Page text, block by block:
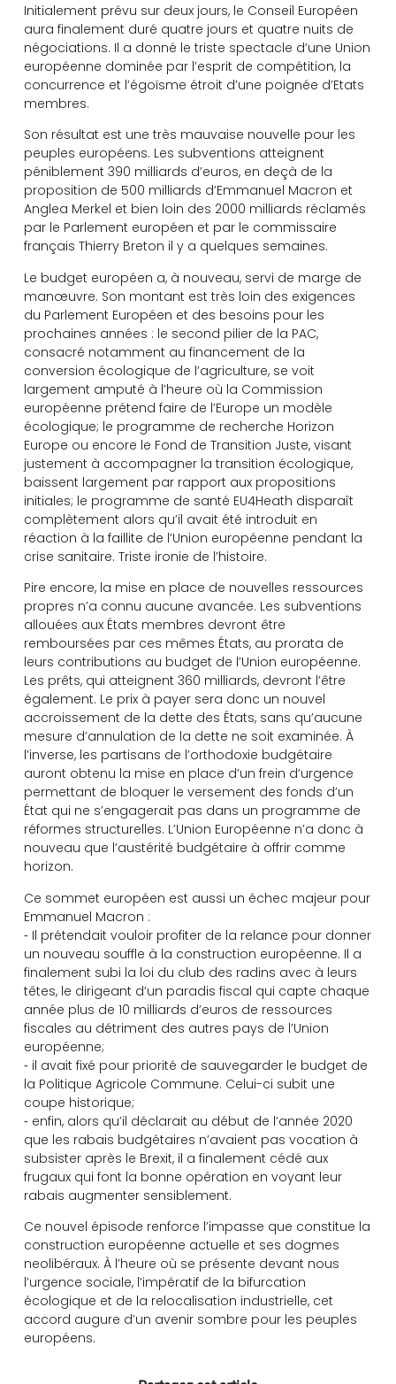
Initialement prévu sur deux jours, le Conseil Européen
aura finalement duré quatre jours et quatre nuits de
négociations. Il a donné le triste spectacle d’une Union
européenne dominée par l’esprit de compétition, la
concurrence et l’égoïsme étroit d’une poignée d’Etats
membres.
Son résultat est une très mauvaise nouvelle pour les
peuples européens. Les subventions atteignent
péniblement 390 milliards d’euros, en deçà de la
proposition de 500 milliards d’Emmanuel Macron et
Anglea Merkel et bien loin des 2000 milliards réclamés
par le Parlement européen et par le commissaire
français Thierry Breton il y a quelques semaines.
Le budget européen a, à nouveau, servi de marge de
manœuvre. Son montant est très loin des exigences
du Parlement Européen et des besoins pour les
prochaines années : le second pilier de la PAC,
consacré notamment au financement de la
conversion écologique de l’agriculture, se voit
largement amputé à l’heure où la Commission
européenne prétend faire de l’Europe un modèle
écologique; le programme de recherche Horizon
Europe ou encore le Fond de Transition Juste, visant
justement à accompagner la transition écologique,
baissent largement par rapport aux propositions
initiales; le programme de santé EU4Heath disparaît
complètement alors qu’il avait été introduit en
réaction à la faillite de l’Union européenne pendant la
crise sanitaire. Triste ironie de l’histoire.
Pire encore, la mise en place de nouvelles ressources
propres n’a connu aucune avancée. Les subventions
allouées aux États membres devront être
remboursées par ces mêmes États, au prorata de
leurs contributions au budget de l’Union européenne.
Les prêts, qui atteignent 360 milliards, devront l’être
également. Le prix à payer sera donc un nouvel
accroissement de la dette des États, sans qu’aucune
mesure d’annulation de la dette ne soit examinée. À
l’inverse, les partisans de l’orthodoxie budgétaire
auront obtenu la mise en place d’un frein d’urgence
permettant de bloquer le versement des fonds d’un
État qui ne s’engagerait pas dans un programme de
réformes structurelles. L’Union Européenne n’a donc à
nouveau que l’austérité budgétaire à offrir comme
horizon.
Ce sommet européen est aussi un échec majeur pour
Emmanuel Macron :
⁃ Il prétendait vouloir profiter de la relance pour donner
un nouveau souffle à la construction européenne. Il a
finalement subi la loi du club des radins avec à leurs
têtes, le dirigeant d’un paradis fiscal qui capte chaque
année plus de 10 milliards d’euros de ressources
fiscales au détriment des autres pays de l’Union
européenne;
⁃ il avait fixé pour priorité de sauvegarder le budget de
la Politique Agricole Commune. Celui-ci subit une
coupe historique;
⁃ enfin, alors qu’il déclarait au début de l’année 2020
que les rabais budgétaires n’avaient pas vocation à
subsister après le Brexit, il a finalement cédé aux
frugaux qui font la bonne opération en voyant leur
rabais augmenter sensiblement.
Ce nouvel épisode renforce l’impasse que constitue la
construction européenne actuelle et ses dogmes
neolibéraux. À l’heure où se présente devant nous
l’urgence sociale, l’impératif de la bifurcation
écologique et de la relocalisation industrielle, cet
accord augure d’un avenir sombre pour les peuples
européens.